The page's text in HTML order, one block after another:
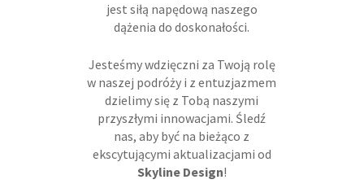
jest siłą napędową naszego
dążenia do doskonałości.
Jesteśmy wdzięczni za Twoją rolę
w naszej podróży i z entuzjazmem
dzielimy się z Tobą naszymi
przyszłymi innowacjami. Śledź
nas, aby być na bieżąco z
ekscytującymi aktualizacjami od
Skyline Design!